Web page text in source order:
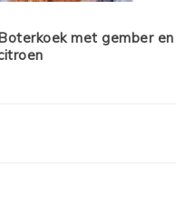
met gember en